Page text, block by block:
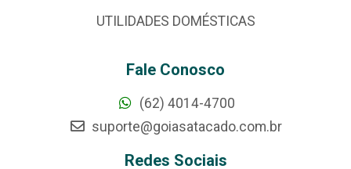
UTILIDADES DOMÉSTICAS
Fale Conosco
(62) 4014-4700
suporte@goiasatacado.com.br
Redes Sociais